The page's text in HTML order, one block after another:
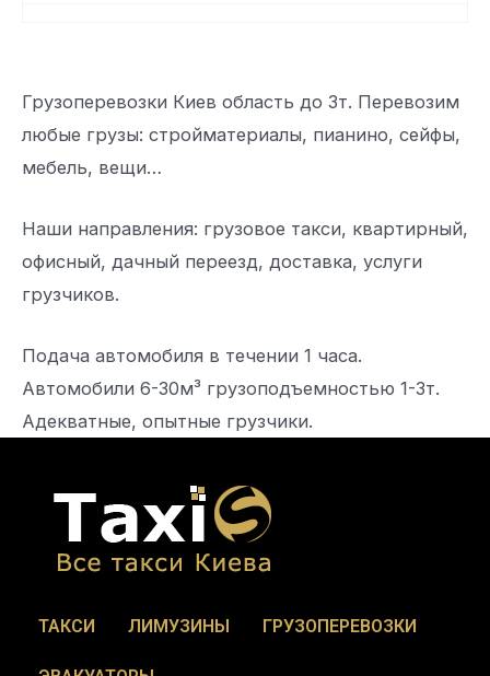
Грузоперевозки Киев область до 3т. Перевозим
любые грузы: стройматериалы, пианино, сейфы,
мебель, вещи…
Наши направления: грузовое такси, квартирный,
офисный, дачный переезд, доставка, услуги
грузчиков.
Подача автомобиля в течении 1 часа.
Автомобили 6-30м³ грузоподъемностью 1-3т.
Адекватные, опытные грузчики.
ТАКСИ ЛИМУЗИНЫ ГРУЗОПЕРЕВОЗКИ